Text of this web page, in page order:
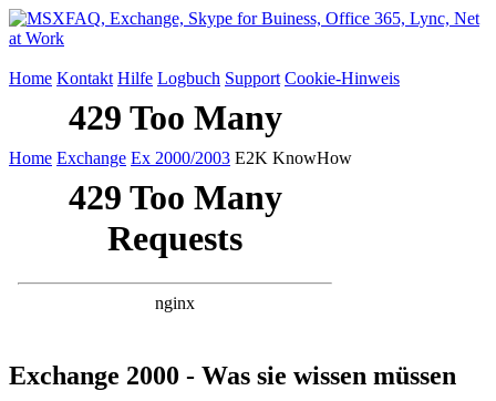
Home Kontakt Hilfe Logbuch Support Cookie-Hinweis
Home Exchange Ex 2000/2003 E2K KnowHow
Exchange 2000 - Was sie wissen müssen